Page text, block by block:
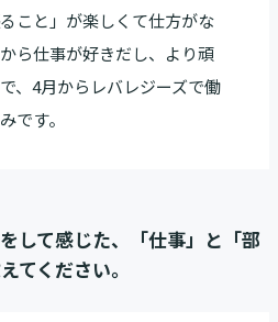
こと」が楽しくて仕方がな
ら仕事が好きだし、より頑
、4月からレバレジーズで働
です。
して感じた、「仕事」と「部
てください。